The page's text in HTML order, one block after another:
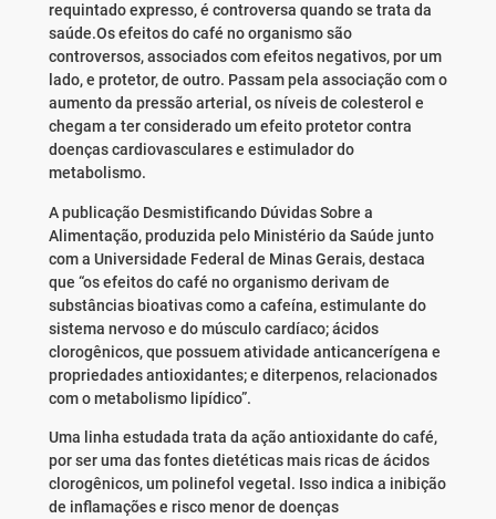
requintado expresso, é controversa quando se trata da
saúde.Os efeitos do café no organismo são
controversos, associados com efeitos negativos, por um
lado, e protetor, de outro. Passam pela associação com o
aumento da pressão arterial, os níveis de colesterol e
chegam a ter considerado um efeito protetor contra
doenças cardiovasculares e estimulador do
metabolismo.
A publicação Desmistificando Dúvidas Sobre a
Alimentação, produzida pelo Ministério da Saúde junto
com a Universidade Federal de Minas Gerais, destaca
que “os efeitos do café no organismo derivam de
substâncias bioativas como a cafeína, estimulante do
sistema nervoso e do músculo cardíaco; ácidos
clorogênicos, que possuem atividade anticancerígena e
propriedades antioxidantes; e diterpenos, relacionados
com o metabolismo lipídico”.
Uma linha estudada trata da ação antioxidante do café,
por ser uma das fontes dietéticas mais ricas de ácidos
clorogênicos, um polinefol vegetal. Isso indica a inibição
de inflamações e risco menor de doenças